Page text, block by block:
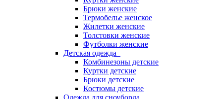
Брюки женские
Термобелье женское
Жилетки женские
Толстовки женские
Футболки женские
Детская одежда
Комбинезоны детские
Куртки детские
Брюки детские
Костюмы детские
Одежда для сноуборда